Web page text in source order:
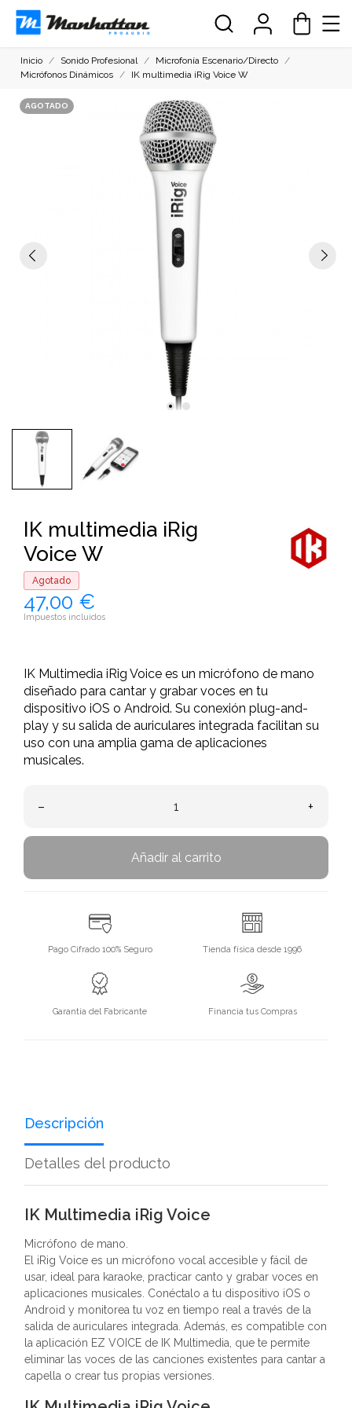
Inicio Sonido Profesional
Microfonía Escenario/Directo
Micrófonos Dinámicos
IK multimedia iRig Voice W
AGOTADO
IK multimedia iRig
Voice W
Agotado
47,00 €
Impuestos incluidos
IK Multimedia iRig Voice es un micrófono de mano
diseñado para cantar y grabar voces en tu
dispositivo iOS o Android. Su conexión plug-and-
play y su salida de auriculares integrada facilitan su
uso con una amplia gama de aplicaciones
musicales.
– +
Añadir al carrito
Pago Cifrado 100% Seguro Tienda física desde 1996
Garantía del Fabricante Financia tus Compras
Descripción
Detalles del producto
IK Multimedia iRig Voice
Micrófono de mano.
El iRig Voice es un micrófono vocal accesible y fácil de
usar, ideal para karaoke, practicar canto y grabar voces en
aplicaciones musicales. Conéctalo a tu dispositivo iOS o
Android y monitorea tu voz en tiempo real a través de la
salida de auriculares integrada. Además, es compatible con
la aplicación EZ VOICE de IK Multimedia, que te permite
eliminar las voces de las canciones existentes para cantar a
capella o crear tus propias versiones.